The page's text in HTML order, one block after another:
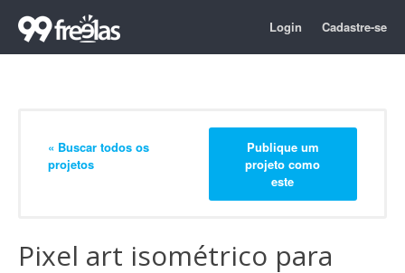
Login Cadastre-se
« Buscar todos os
projetos
Publique um
projeto como
este
Pixel art isométrico para